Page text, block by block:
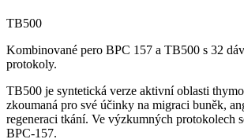
TB500
Kombinované pero BPC 157 a TB500 s 32
protokoly.
TB500 je syntetická verze aktivní oblasti
zkoumaná pro své účinky na migraci buněk,
regeneraci tkání. Ve výzkumných protokolech
BPC-157.